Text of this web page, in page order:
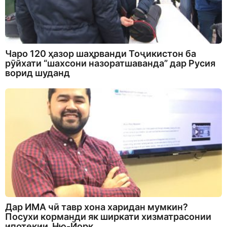
Чаро 120 ҳазор шаҳрванди Тоҷикистон ба
рӯйхати “шахсони назоратшаванда” дар Русия
ворид шуданд
Дар ИМА чӣ тавр хона харидан мумкин?
Посухи корманди як ширкати хизматрасонии